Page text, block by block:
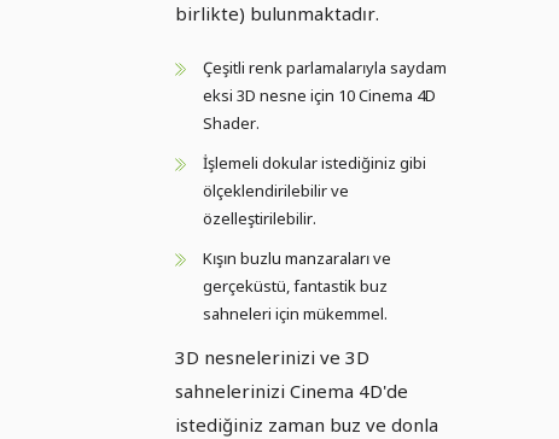
birlikte) bulunmaktadır.
Çeşitli renk parlamalarıyla saydam
eksi 3D nesne için 10 Cinema 4D
Shader.
İşlemeli dokular istediğiniz gibi
ölçeklendirilebilir ve
özelleştirilebilir.
Kışın buzlu manzaraları ve
gerçeküstü, fantastik buz
sahneleri için mükemmel.
3D nesnelerinizi ve 3D
sahnelerinizi Cinema 4D'de
istediğiniz zaman buz ve donla